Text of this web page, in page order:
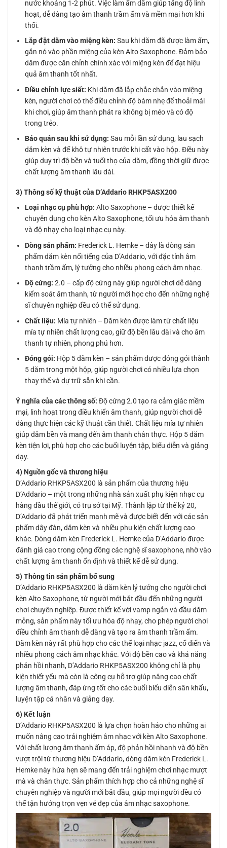
nước khoảng 1-2 phút. Việc làm ẩm dăm giúp tăng độ linh
hoạt, dễ dàng tạo âm thanh trầm ấm và mềm mại hơn khi
thổi.
Lắp đặt dăm vào miệng kèn: Sau khi dăm đã được làm ẩm,
gắn nó vào phần miệng của kèn Alto Saxophone. Đảm bảo
dăm được căn chỉnh chính xác với miệng kèn để đạt hiệu
quả âm thanh tốt nhất.
Điều chỉnh lực siết: Khi dăm đã lắp chắc chắn vào miệng
kèn, người chơi có thể điều chỉnh độ bám nhẹ để thoải mái
khi chơi, giúp âm thanh phát ra không bị méo và có độ
trong trẻo.
Bảo quản sau khi sử dụng: Sau mỗi lần sử dụng, lau sạch
dăm kèn và để khô tự nhiên trước khi cất vào hộp. Điều này
giúp duy trì độ bền và tuổi thọ của dăm, đồng thời giữ được
chất lượng âm thanh lâu dài.
3) Thông số kỹ thuật của D’Addario RHKP5ASX200
Loại nhạc cụ phù hợp: Alto Saxophone – được thiết kế
chuyên dụng cho kèn Alto Saxophone, tối ưu hóa âm thanh
và độ nhạy cho loại nhạc cụ này.
Dòng sản phẩm: Frederick L. Hemke – đây là dòng sản
phẩm dăm kèn nổi tiếng của D’Addario, với đặc tính âm
thanh trầm ấm, lý tưởng cho nhiều phong cách âm nhạc.
Độ cứng: 2.0 – cấp độ cứng này giúp người chơi dễ dàng
kiểm soát âm thanh, từ người mới học cho đến những nghệ
sĩ chuyên nghiệp đều có thể sử dụng.
Chất liệu: Mía tự nhiên – Dăm kèn được làm từ chất liệu
mía tự nhiên chất lượng cao, giữ độ bền lâu dài và cho âm
thanh tự nhiên, phong phú hơn.
Đóng gói: Hộp 5 dăm kèn – sản phẩm được đóng gói thành
5 dăm trong một hộp, giúp người chơi có nhiều lựa chọn
thay thế và dự trữ sẵn khi cần.
Ý nghĩa của các thông số: Độ cứng 2.0 tạo ra cảm giác mềm
mại, linh hoạt trong điều khiển âm thanh, giúp người chơi dễ
dàng thực hiện các kỹ thuật cần thiết. Chất liệu mía tự nhiên
giúp dăm bền và mang đến âm thanh chân thực. Hộp 5 dăm
kèn tiện lợi, phù hợp cho các buổi luyện tập, biểu diễn và giảng
dạy.
4) Nguồn gốc và thương hiệu
D’Addario RHKP5ASX200 là sản phẩm của thương hiệu
D’Addario – một trong những nhà sản xuất phụ kiện nhạc cụ
hàng đầu thế giới, có trụ sở tại Mỹ. Thành lập từ thế kỷ 20,
D’Addario đã phát triển mạnh mẽ và được biết đến với các sản
phẩm dây đàn, dăm kèn và nhiều phụ kiện chất lượng cao
khác. Dòng dăm kèn Frederick L. Hemke của D’Addario được
đánh giá cao trong cộng đồng các nghệ sĩ saxophone, nhờ vào
chất lượng âm thanh ổn định và thiết kế dễ sử dụng.
5) Thông tin sản phẩm bổ sung
D’Addario RHKP5ASX200 là dăm kèn lý tưởng cho người chơi
kèn Alto Saxophone, từ người mới bắt đầu đến những người
chơi chuyên nghiệp. Được thiết kế với vamp ngắn và đầu dăm
mỏng, sản phẩm này tối ưu hóa độ nhạy, cho phép người chơi
điều chỉnh âm thanh dễ dàng và tạo ra âm thanh trầm ấm.
Dăm kèn này rất phù hợp cho các thể loại nhạc jazz, cổ điển và
nhiều phong cách âm nhạc khác. Với độ bền cao và khả năng
phản hồi nhanh, D’Addario RHKP5ASX200 không chỉ là phụ
kiện thiết yếu mà còn là công cụ hỗ trợ giúp nâng cao chất
lượng âm thanh, đáp ứng tốt cho các buổi biểu diễn sân khấu,
luyện tập cá nhân và giảng dạy.
6) Kết luận
D’Addario RHKP5ASX200 là lựa chọn hoàn hảo cho những ai
muốn nâng cao trải nghiệm âm nhạc với kèn Alto Saxophone.
Với chất lượng âm thanh ấm áp, độ phản hồi nhanh và độ bền
vượt trội từ thương hiệu D’Addario, dòng dăm kèn Frederick L.
Hemke này hứa hẹn sẽ mang đến trải nghiệm chơi nhạc mượt
mà và chân thực. Sản phẩm thích hợp cho cả những nghệ sĩ
chuyên nghiệp và người mới bắt đầu, giúp mọi người đều có
thể tận hưởng trọn vẹn vẻ đẹp của âm nhạc saxophone.